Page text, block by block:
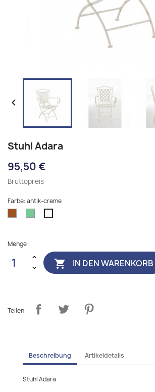

Stuhl Adara
95,50 €
Bruttopreis
Farbe: antik-creme
antik-
Menge
 IN DEN WARENKORB
Teilen
Beschreibung Artikeldetails
Stuhl Adara